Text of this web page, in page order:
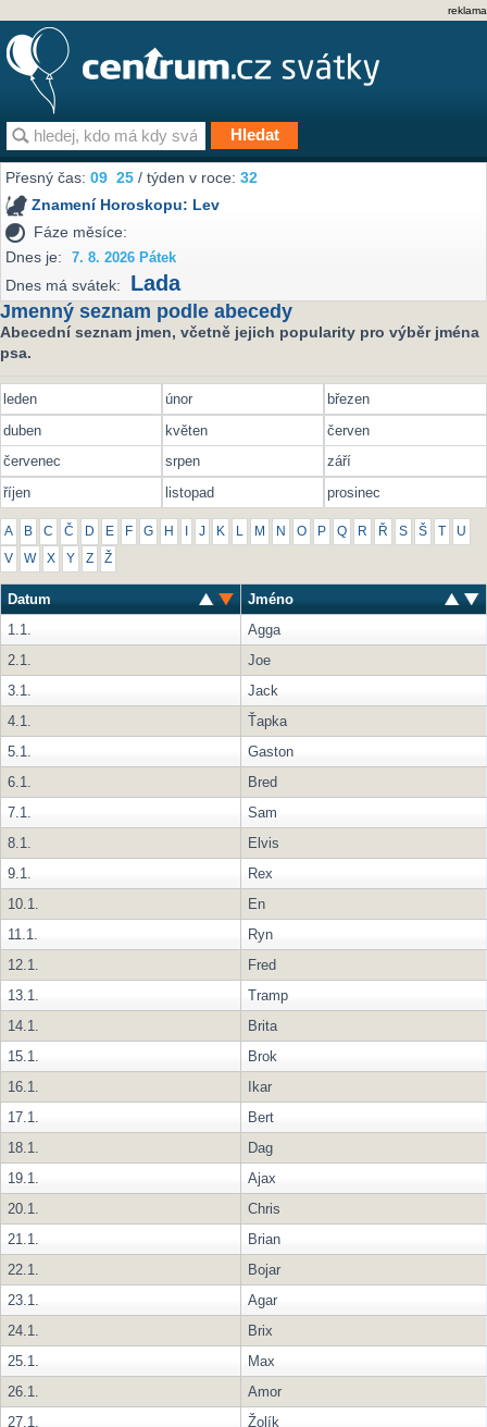
reklama
Přesný čas:09 25 / týden v roce:32
Znamení Horoskopu: Lev
Fáze měsíce:
Dnes je:
7. 8. 2026 Pátek
Dnes má svátek: Lada
Jmenný seznam podle abecedy
Abecední seznam jmen, včetně jejich popularity pro výběr jména
psa.
leden únor
březen
duben
květen
červen
červenec
srpen
září
říjen
listopad prosinec
A B C Č D E F G H J K L M N O P Q R Ř S Š U
V W X Y Z Ž
Datum
Jméno
1.1.
Agga
2.1.
Joe
3.1.
Jack
4.1.
Ťapka
5.1.
Gaston
6.1.
Bred
7.1.
Sam
8.1.
Elvis
9.1.
Rex
10.1.
En
11.1.
Ryn
12.1.
Fred
13.1.
Tramp
14.1.
Brita
15.1.
Brok
16.1.
Ikar
17.1.
Bert
18.1.
Dag
19.1.
Ajax
20.1.
Chris
21.1.
Brian
22.1.
Bojar
23.1.
Agar
24.1.
Brix
25.1.
Max
26.1.
Amor
27.1.
Žolík